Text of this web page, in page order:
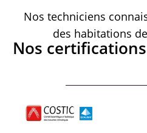
Nos techniciens
des habitations
Nos